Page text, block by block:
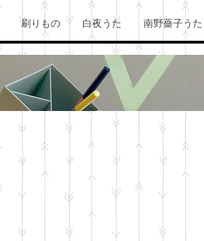
刷りもの 白夜うた 南野薔子うた